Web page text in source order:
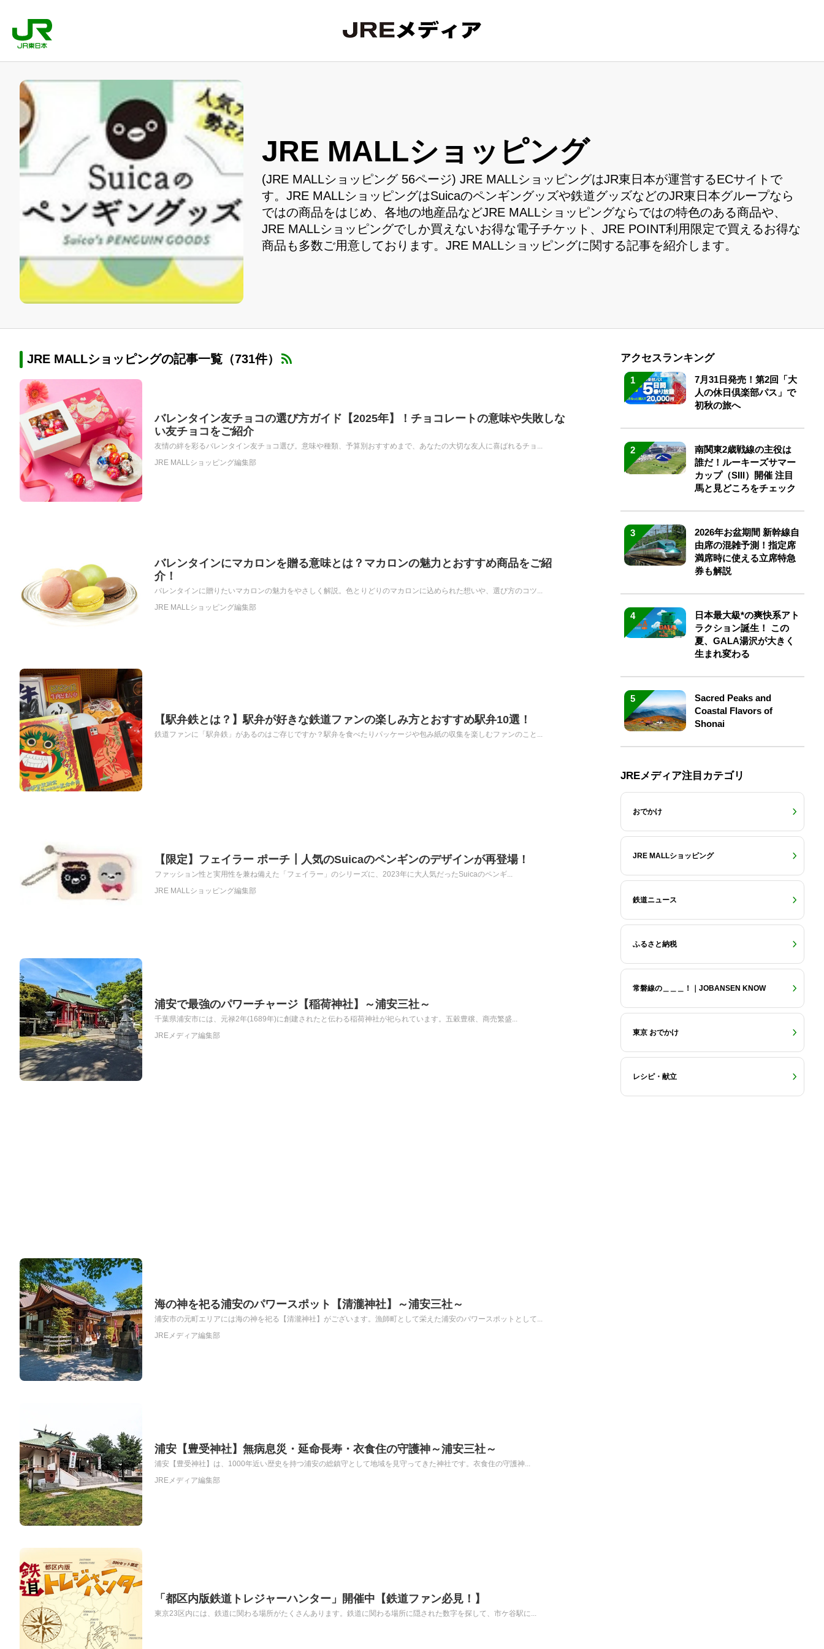
JRE MALLショッピング
(JRE MALLショッピング 56ページ) JRE MALLショッピングはJR東日本が運営するECサイトで
す。JRE MALLショッピングはSuicaのペンギングッズや鉄道グッズなどのJR東日本グループなら
ではの商品をはじめ、各地の地産品などJRE MALLショッピングならではの特色のある商品や、
JRE MALLショッピングでしか買えないお得な電子チケット、JRE POINT利用限定で買えるお得な
商品も多数ご用意しております。JRE MALLショッピングに関する記事を紹介します。
JRE MALLショッピングの記事一覧（731件）
バレンタイン友チョコの選び方ガイド【2025年】！チョコレートの意味や失敗しな
い友チョコをご紹介
友情の絆を彩るバレンタイン友チョコ選び。意味や種類、予算別おすすめまで、あなたの大切な友人に喜ばれるチョ...
JRE MALLショッピング編集部
バレンタインにマカロンを贈る意味とは？マカロンの魅力とおすすめ商品をご紹
介！
バレンタインに贈りたいマカロンの魅力をやさしく解説。色とりどりのマカロンに込められた想いや、選び方のコツ...
JRE MALLショッピング編集部
【駅弁鉄とは？】駅弁が好きな鉄道ファンの楽しみ方とおすすめ駅弁10選！
鉄道ファンに「駅弁鉄」があるのはご存じですか？駅弁を食べたりパッケージや包み紙の収集を楽しむファンのこと...
【限定】フェイラー ポーチ┃人気のSuicaのペンギンのデザインが再登場！
ファッション性と実用性を兼ね備えた「フェイラー」のシリーズに、2023年に大人気だったSuicaのペンギ...
JRE MALLショッピング編集部
浦安で最強のパワーチャージ【稲荷神社】～浦安三社～
千葉県浦安市には、元禄2年(1689年)に創建されたと伝わる稲荷神社が祀られています。五穀豊穣、商売繁盛...
JREメディア編集部
海の神を祀る浦安のパワースポット【清瀧神社】～浦安三社～
浦安市の元町エリアには海の神を祀る【清瀧神社】がございます。漁師町として栄えた浦安のパワースポットとして...
JREメディア編集部
浦安【豊受神社】無病息災・延命長寿・衣食住の守護神～浦安三社～
浦安【豊受神社】は、1000年近い歴史を持つ浦安の総鎮守として地域を見守ってきた神社です。衣食住の守護神...
JREメディア編集部
「都区内版鉄道トレジャーハンター」開催中【鉄道ファン必見！】
東京23区内には、鉄道に関わる場所がたくさんあります。鉄道に関わる場所に隠された数字を探して、市ケ谷駅に...
アクセスランキング
1
7月31日発売！第2回「大
人の休日倶楽部パス」で
初秋の旅へ
2
南関東2歳戦線の主役は
誰だ！ルーキーズサマー
カップ（SIII）開催 注目
馬と見どころをチェック
3
2026年お盆期間 新幹線自
由席の混雑予測！指定席
満席時に使える立席特急
券も解説
4
日本最大級*の爽快系アト
ラクション誕生！ この
夏、GALA湯沢が大きく
生まれ変わる
5
Sacred Peaks and
Coastal Flavors of
Shonai
JREメディア注目カテゴリ
おでかけ
JRE MALLショッピング
鉄道ニュース
ふるさと納税
常磐線の＿＿＿！｜JOBANSEN KNOW
東京 おでかけ
レシピ・献立